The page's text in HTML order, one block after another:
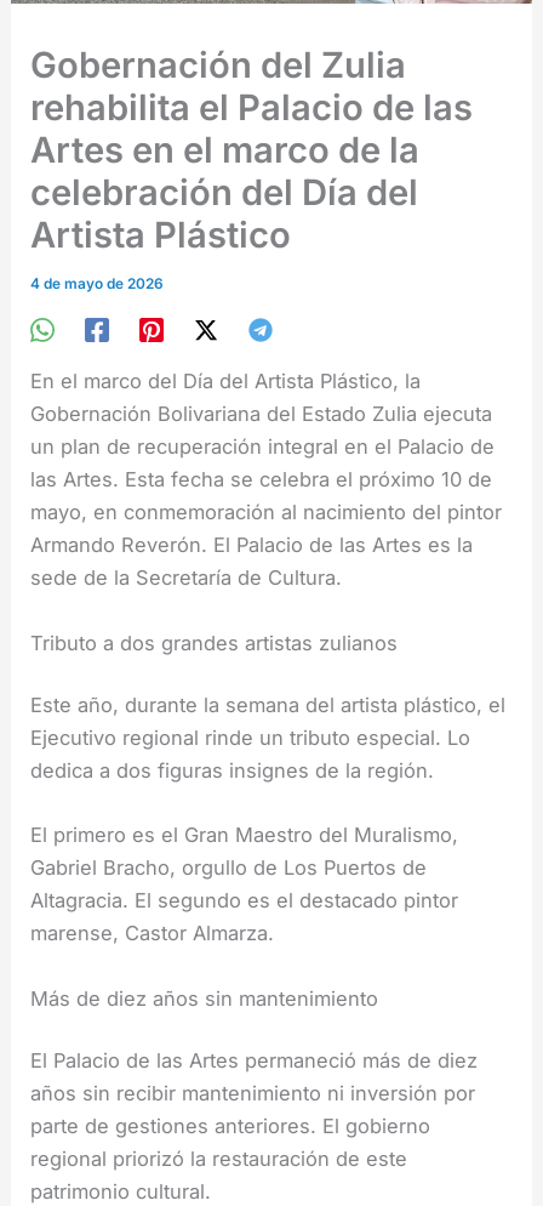
Gobernación del Zulia
rehabilita el Palacio de las
Artes en el marco de la
celebración del Día del
Artista Plástico
4 de mayo de 2026
En el marco del Día del Artista Plástico, la
Gobernación Bolivariana del Estado Zulia ejecuta
un plan de recuperación integral en el Palacio de
las Artes. Esta fecha se celebra el próximo 10 de
mayo, en conmemoración al nacimiento del pintor
Armando Reverón. El Palacio de las Artes es la
sede de la Secretaría de Cultura.
Tributo a dos grandes artistas zulianos
Este año, durante la semana del artista plástico, el
Ejecutivo regional rinde un tributo especial. Lo
dedica a dos figuras insignes de la región.
El primero es el Gran Maestro del Muralismo,
Gabriel Bracho, orgullo de Los Puertos de
Altagracia. El segundo es el destacado pintor
marense, Castor Almarza.
Más de diez años sin mantenimiento
El Palacio de las Artes permaneció más de diez
años sin recibir mantenimiento ni inversión por
parte de gestiones anteriores. El gobierno
regional priorizó la restauración de este
patrimonio cultural.